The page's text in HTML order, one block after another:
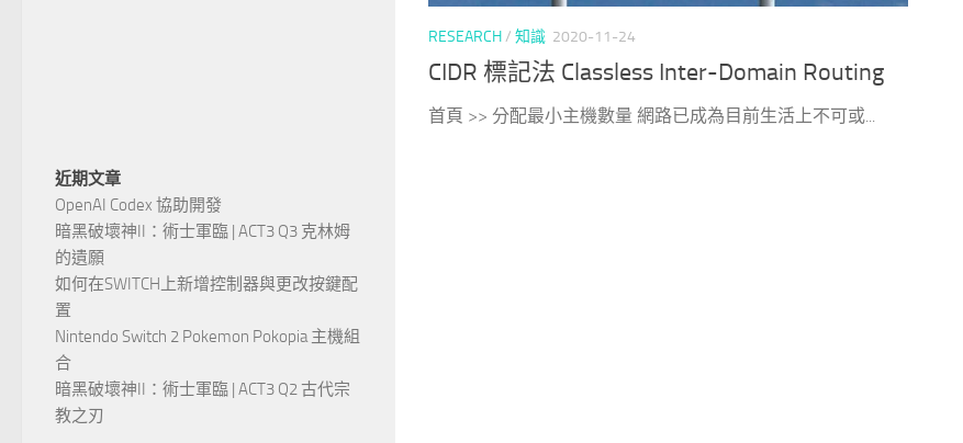
RESEARCH/ 知識 2020-11-24
CIDR 標記法 Classless Inter-Domain Routing
首頁 >> 分配最小主機數量 網路已成為目前生活上不可或...
近期文章
OpenAI Codex 協助開發
暗黑破壞神II：術士軍臨 | ACT3 Q3 克林姆
的遺願
如何在SWITCH上新增控制器與更改按鍵配
置
Nintendo Switch 2 Pokemon Pokopia 主機組
合
暗黑破壞神II：術士軍臨 | ACT3 Q2 古代宗
教之刃